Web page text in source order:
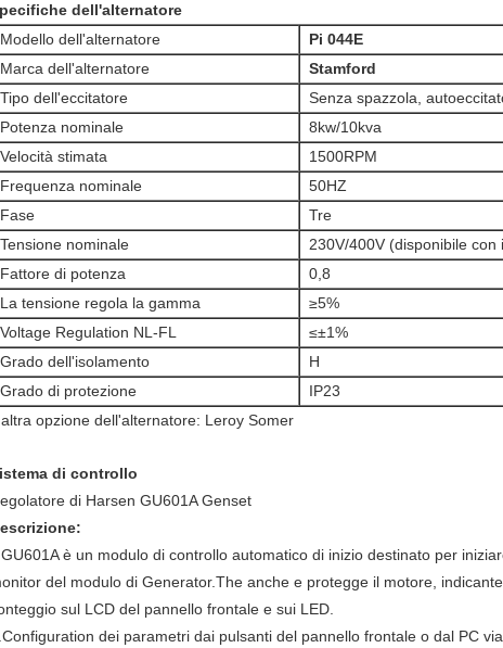
dell'alternatore
Modello dell'alternatore
Pi 044E
Marca dell'alternatore
Stamford
Tipo dell'eccitatore
Senza spazzola,
Potenza nominale
8kw/10kva
Velocità stimata
1500RPM
Frequenza nominale
50HZ
Fase
Tre
Tensione nominale
230V/400V (disponibile con
Fattore di potenza
0,8
La tensione regola la gamma
≥5%
Voltage Regulation NL-FL
≤±1%
Grado dell'isolamento
H
Grado di protezione
IP23
opzione dell'alternatore: Leroy Somer
di controllo
di Harsen GU601A Genset
è un modulo di controllo automatico di inizio destinato per
del modulo di Generator.The anche e protegge il motore,
sul LCD del pannello frontale e sui LED.
dei parametri dai pulsanti del pannello frontale o dal PC